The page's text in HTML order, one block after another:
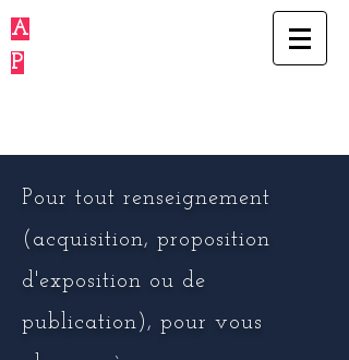
A
P
Pour tout renseignement
(acquisition, proposition
d'exposition ou de
publication), pour vous